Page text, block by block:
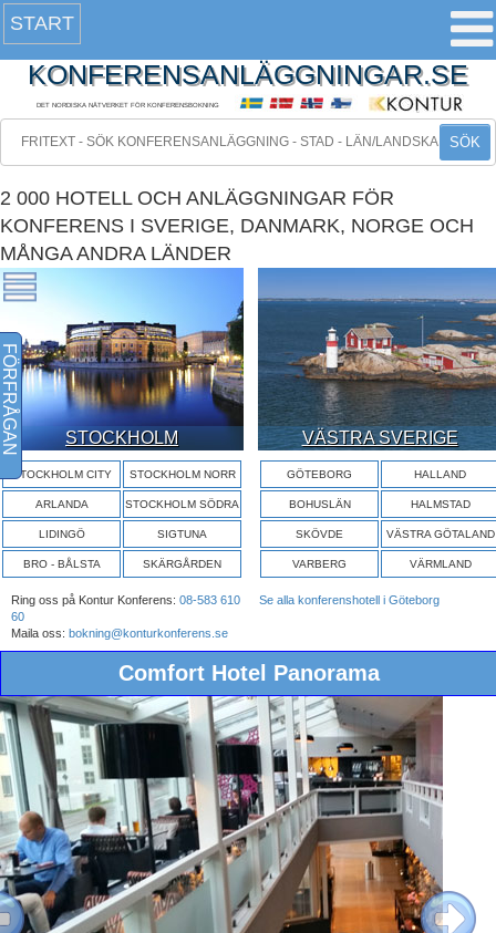
START
KONFERENSANLÄGGNINGAR.SE
DET NORDISKA NÄTVERKET FÖR KONFERENSBOKNING
SÖK
2 000 HOTELL OCH ANLÄGGNINGAR FÖR
KONFERENS I SVERIGE, DANMARK, NORGE OCH
MÅNGA ANDRA LÄNDER
STOCKHOLM
STOCKHOLM CITY STOCKHOLM NORR
ARLANDA STOCKHOLM SÖDRA
LIDINGÖ SIGTUNA
BRO - BÅLSTA SKÄRGÅRDEN
VÄSTRA SVERIGE
GÖTEBORG HALLAND
BOHUSLÄN HALMSTAD
SKÖVDE VÄSTRA GÖTALAND
VARBERG VÄRMLAND
Ring oss på Kontur Konferens: 08-583 610
60
Maila oss: bokning@konturkonferens.se
Se alla konferenshotell i Göteborg
Comfort Hotel Panorama
FÖRFRÅGAN